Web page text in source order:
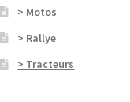
> Motos
> Rallye
> Tracteurs